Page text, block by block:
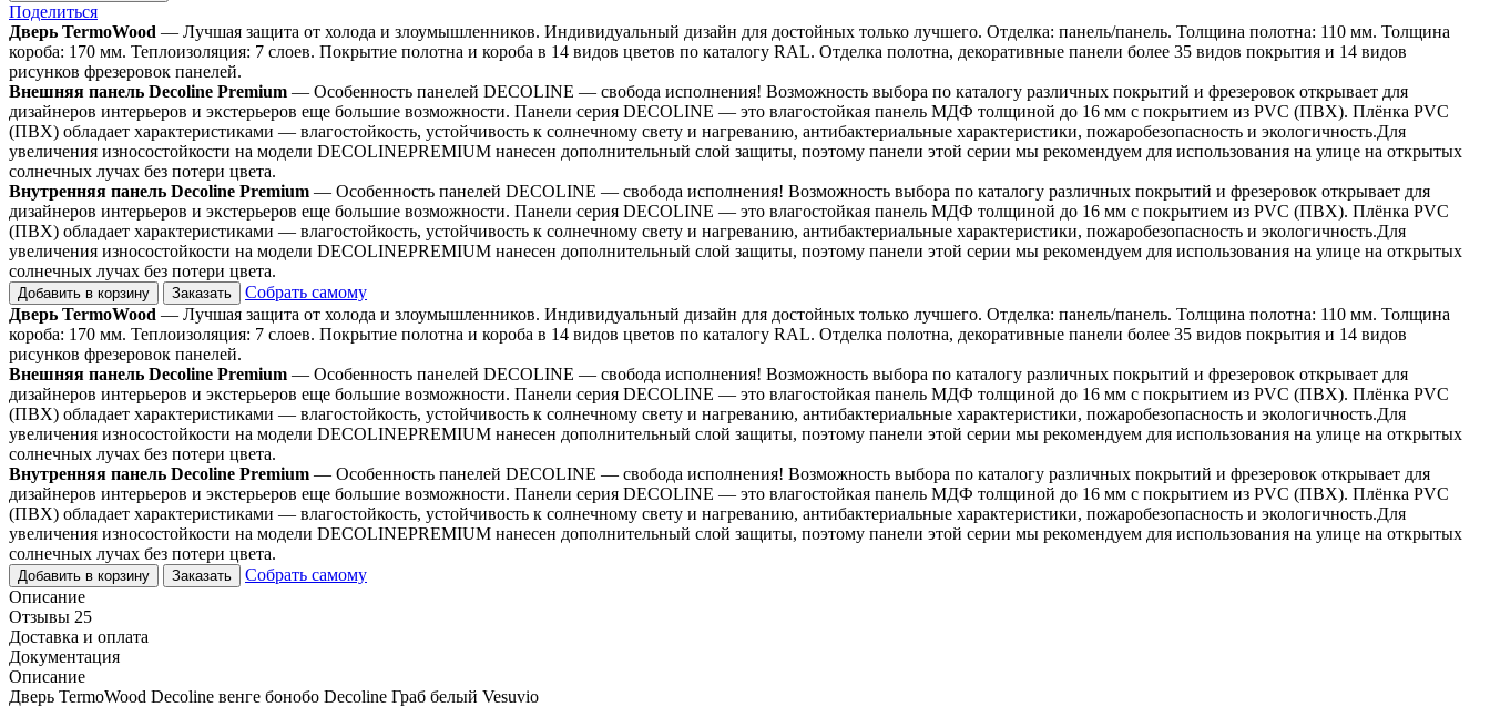
Поделиться
Дверь TermoWood — Лучшая защита от холода и злоумышленников. Индивидуальный дизайн для достойных только лучшего. Отделка: панель/панель. Толщина полотна: 110 мм. Толщина
короба: 170 мм. Теплоизоляция: 7 слоев. Покрытие полотна и короба в 14 видов цветов по каталогу RAL. Отделка полотна, декоративные панели более 35 видов покрытия и 14 видов
рисунков фрезеровок панелей.
Внешняя панель Decoline Premium — Особенность панелей DECOLINE — свобода исполнения! Возможность выбора по каталогу различных покрытий и фрезеровок открывает для
дизайнеров интерьеров и экстерьеров еще большие возможности. Панели серия DECOLINE — это влагостойкая панель МДФ толщиной до 16 мм с покрытием из PVC (ПВХ). Плёнка PVC
(ПВХ) обладает характеристиками — влагостойкость, устойчивость к солнечному свету и нагреванию, антибактериальные характеристики, пожаробезопасность и экологичность.Для
увеличения износостойкости на модели DECOLINEPREMIUM нанесен дополнительный слой защиты, поэтому панели этой серии мы рекомендуем для использования на улице на открытых
солнечных лучах без потери цвета.
Внутренняя панель Decoline Premium — Особенность панелей DECOLINE — свобода исполнения! Возможность выбора по каталогу различных покрытий и фрезеровок открывает для
дизайнеров интерьеров и экстерьеров еще большие возможности. Панели серия DECOLINE — это влагостойкая панель МДФ толщиной до 16 мм с покрытием из PVC (ПВХ). Плёнка PVC
(ПВХ) обладает характеристиками — влагостойкость, устойчивость к солнечному свету и нагреванию, антибактериальные характеристики, пожаробезопасность и экологичность.Для
увеличения износостойкости на модели DECOLINEPREMIUM нанесен дополнительный слой защиты, поэтому панели этой серии мы рекомендуем для использования на улице на открытых
солнечных лучах без потери цвета.
Добавить в корзину Заказать
Собрать самому
Дверь TermoWood — Лучшая защита от холода и злоумышленников. Индивидуальный дизайн для достойных только лучшего. Отделка: панель/панель. Толщина полотна: 110 мм. Толщина
короба: 170 мм. Теплоизоляция: 7 слоев. Покрытие полотна и короба в 14 видов цветов по каталогу RAL. Отделка полотна, декоративные панели более 35 видов покрытия и 14 видов
рисунков фрезеровок панелей.
Внешняя панель Decoline Premium — Особенность панелей DECOLINE — свобода исполнения! Возможность выбора по каталогу различных покрытий и фрезеровок открывает для
дизайнеров интерьеров и экстерьеров еще большие возможности. Панели серия DECOLINE — это влагостойкая панель МДФ толщиной до 16 мм с покрытием из PVC (ПВХ). Плёнка PVC
(ПВХ) обладает характеристиками — влагостойкость, устойчивость к солнечному свету и нагреванию, антибактериальные характеристики, пожаробезопасность и экологичность.Для
увеличения износостойкости на модели DECOLINEPREMIUM нанесен дополнительный слой защиты, поэтому панели этой серии мы рекомендуем для использования на улице на открытых
солнечных лучах без потери цвета.
Внутренняя панель Decoline Premium — Особенность панелей DECOLINE — свобода исполнения! Возможность выбора по каталогу различных покрытий и фрезеровок открывает для
дизайнеров интерьеров и экстерьеров еще большие возможности. Панели серия DECOLINE — это влагостойкая панель МДФ толщиной до 16 мм с покрытием из PVC (ПВХ). Плёнка PVC
(ПВХ) обладает характеристиками — влагостойкость, устойчивость к солнечному свету и нагреванию, антибактериальные характеристики, пожаробезопасность и экологичность.Для
увеличения износостойкости на модели DECOLINEPREMIUM нанесен дополнительный слой защиты, поэтому панели этой серии мы рекомендуем для использования на улице на открытых
солнечных лучах без потери цвета.
Добавить в корзину Заказать
Собрать самому
Описание
Отзывы 25
Доставка и оплата
Документация
Описание
Дверь TermoWood Decoline венге бонобо Decoline Граб белый Vesuvio